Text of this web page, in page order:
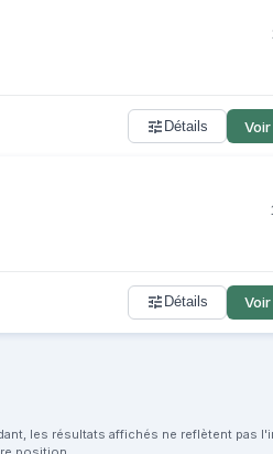
Détails
Détails
les résultats affichés ne reflètent pas